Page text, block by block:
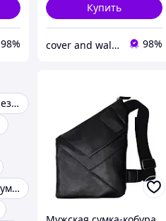
98%
Купить
cover and wallet (обкладинка і гаманець) 98%
Мужские сумки через плечо
Мужская кожаная сумка